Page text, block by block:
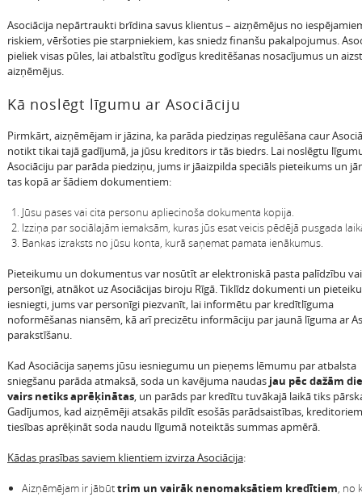
Asociācija nepārtraukti brīdina savus klientus – aizņēmējus no
riskiem, vēršoties pie starpniekiem, kas sniedz finanšu pakalpojumus.
pieliek visas pūles, lai atbalstītu godīgus kreditēšanas nosacījumus un
aizņēmējus.
Kā noslēgt līgumu ar Asociāciju
Pirmkārt, aizņēmējam ir jāzina, ka parāda piedziņas regulēšana caur
notikt tikai tajā gadījumā, ja jūsu kreditors ir tās biedrs. Lai noslēgtu
Asociāciju par parāda piedziņu, jums ir jāaizpilda speciāls pieteikums un
tas kopā ar šādiem dokumentiem:
Jūsu pases vai cita personu apliecinoša dokumenta kopija.
Izziņa par sociālajām iemaksām, kuras jūs esat veicis pēdējā pusgada
Bankas izraksts no jūsu konta, kurā saņemat pamata ienākumus.
Pieteikumu un dokumentus var nosūtīt ar elektroniskā pasta palīdzību vai
personīgi, atnākot uz Asociācijas biroju Rīgā. Tiklīdz dokumenti un
iesniegti, jums var personīgi piezvanīt, lai informētu par kredītlīguma
noformēšanas niansēm, kā arī precizētu informāciju par jaunā līguma ar
parakstīšanu.
Kad Asociācija saņems jūsu iesniegumu un pieņems lēmumu par atbalsta
sniegšanu parāda atmaksā, soda un kavējuma naudas jau pēc dažām
vairs netiks aprēķinātas, un parāds par kredītu tuvākajā laikā tiks
Gadījumos, kad aizņēmēji atsakās pildīt esošās parādsaistības,
tiesības aprēķināt soda naudu līgumā noteiktās summas apmērā.
Kādas prasības saviem klientiem izvirza Asociācija:
Aizņēmējam ir jābūttrim un vairāk nenomaksātiem kredītiem, no